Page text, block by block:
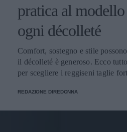
pratica al
ogni décolleté
Comfort, sostegno e stile
il décolleté è generoso. Ecco
per scegliere i reggiseni taglie
REDAZIONE DIREDONNA